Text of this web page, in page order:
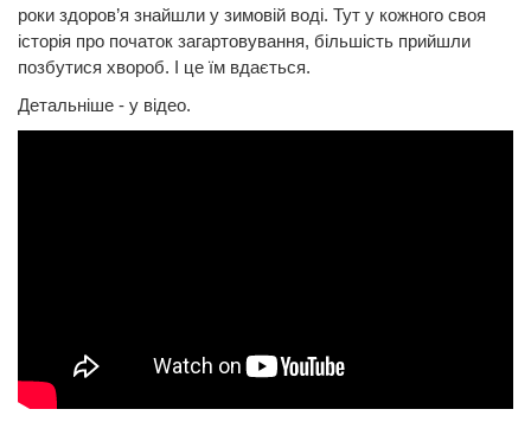
роки здоров’я знайшли у зимовій воді. Тут у кожного своя
історія про початок загартовування, більшість прийшли
позбутися хвороб. І це їм вдається.
Детальніше - у відео.